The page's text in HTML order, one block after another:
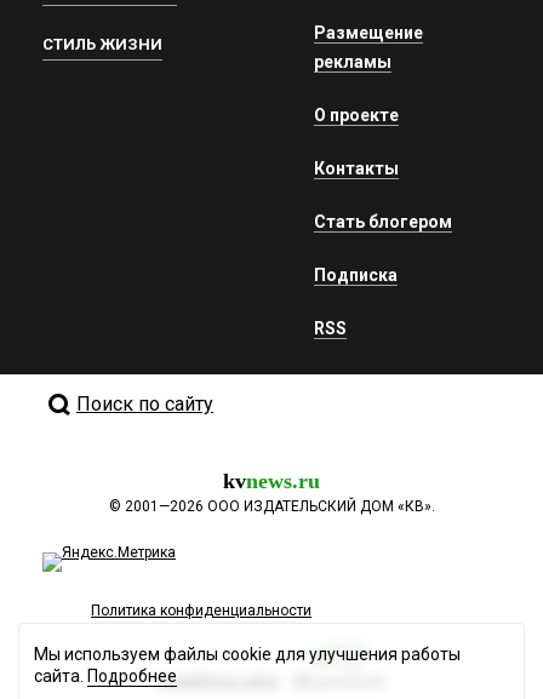
СТИЛЬ ЖИЗНИ
Размещение
рекламы
О проекте
Контакты
Стать блогером
Подписка
RSS
Поиск по сайту
kvnews.ru
© 2001—2026 ООО ИЗДАТЕЛЬСКИЙ ДОМ «КВ».
Политика конфиденциальности
Разработка сайта
Мы используем файлы cookie для улучшения работы
сайта. Подробнее